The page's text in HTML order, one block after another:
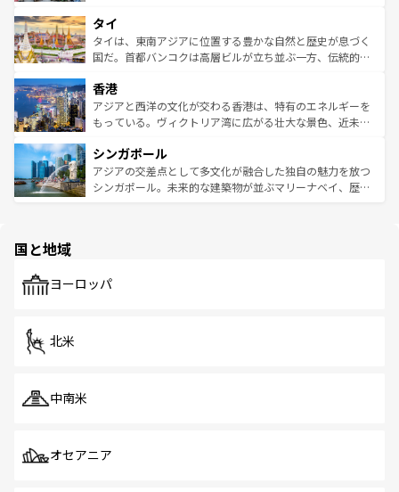
リティに包まれながら、韓国の多彩な魅力を心ゆくまで味
わってみてほしい。 なお、新着の韓国情報はコンテンツ一
覧を参照してほしい。
急速な発展と共に伝統が息づく。ハノイの古い町並みやホ
ーチミン市のフランス統治時代の建物も、独特の雰囲気を
醸し出している。また、バラエティの豊かさとおいしさで
とつ。フォーやバインミー、ベトナムコーヒーなどは、ぜ
ひ現地で味わいたい。どの地域を訪れてもあたたかい人々
が旅行者を迎えてくれるので、きっと忘れられない旅にな
参照してほしい。
タイ
タイは、東南アジアに位置する豊かな自然と歴史が息づく
国だ。首都バンコクは高層ビルが立ち並ぶ一方、伝統的な
の活気が交差している。北部ではチェンマイなどの山岳地
帯で自然と触れ合い、南部ではプーケットやクラビの美し
いビーチでリゾート気分を楽しむことができる。タイ料理
激する。気候は一年中温暖で、どの季節にも異なる楽しみ
が待っている。親しみやすいタイの人々、仏教を中心とし
た文化、そして多様な観光資源が、訪れる旅人を魅了し続
香港
アジアと西洋の文化が交わる香港は、特有のエネルギーを
もっている。ヴィクトリア湾に広がる壮大な景色、近未来
み、どこを訪れても感動するはず。観光スポットが密集し
ており、効率よく見どころを回れるのも魅力。息をのむよ
うな絶景から文化的な体験まで、香港を存分に楽しみ尽く
シンガポール
アジアの交差点として多文化が融合した独自の魅力を放つ
シンガポール。未来的な建築物が並ぶマリーナベイ、歴史
で、ホーカーズは地元の風情を楽しめる外せないスポット
国と地域
ヨーロッパ
北米
中南米
オセアニア